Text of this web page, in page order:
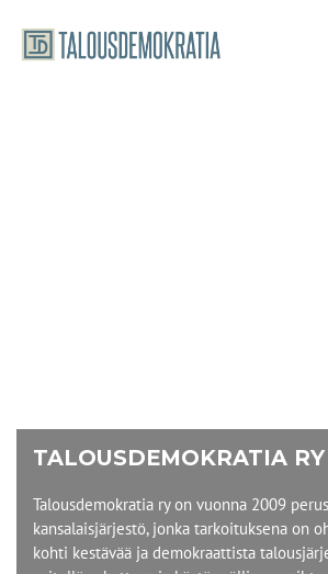
sisältöön
TALOUSDEMOKRATIA RY
Talousdemokratia ry on vuonna 2009
kansalaisjärjestö, jonka tarkoituksena on
kohti kestävää ja demokraattista